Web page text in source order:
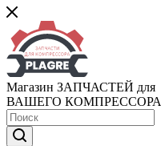
Магазин ЗАПЧАСТЕЙ для
ВАШЕГО КОМПРЕССОРА